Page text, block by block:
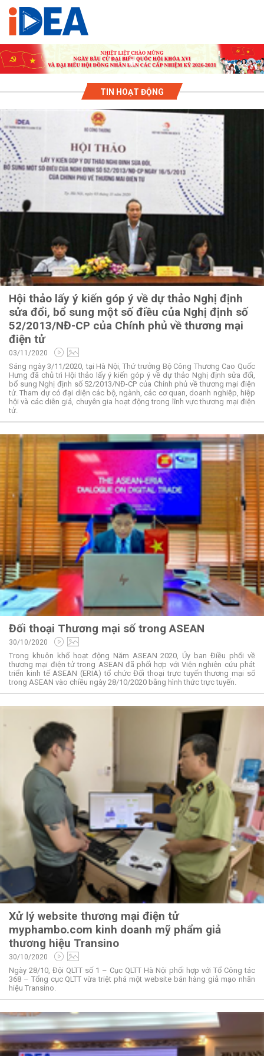
TIN HOẠT ĐỘNG
Hội thảo lấy ý kiến góp ý về dự thảo Nghị định
sửa đổi, bổ sung một số điều của Nghị định số
52/2013/NĐ-CP của Chính phủ về thương mại
điện tử
03/11/2020
Sáng ngày 3/11/2020, tại Hà Nội, Thứ trưởng Bộ Công Thương Cao Quốc
Hưng đã chủ trì Hội thảo lấy ý kiến góp ý về dự thảo Nghị định sửa đổi,
bổ sung Nghị định số 52/2013/NĐ-CP của Chính phủ về thương mại điện
tử. Tham dự có đại diện các bộ, ngành, các cơ quan, doanh nghiệp, hiệp
hội và các diễn giả, chuyên gia hoạt động trong lĩnh vực thương mại điện
tử.
Đối thoại Thương mại số trong ASEAN
30/10/2020
Trong khuôn khổ hoạt động Năm ASEAN 2020, Ủy ban Điều phối về
thương mại điện tử trong ASEAN đã phối hợp với Viện nghiên cứu phát
triển kinh tế ASEAN (ERIA) tổ chức Đối thoại trực tuyến thương mại số
trong ASEAN vào chiều ngày 28/10/2020 bằng hình thức trực tuyến.
Xử lý website thương mại điện tử
myphambo.com kinh doanh mỹ phẩm giả
thương hiệu Transino
30/10/2020
Ngày 28/10, Đội QLTT số 1 – Cục QLTT Hà Nội phối hợp với Tổ Công tác
368 – Tổng cục QLTT vừa triệt phá một website bán hàng giả mạo nhãn
hiệu Transino.